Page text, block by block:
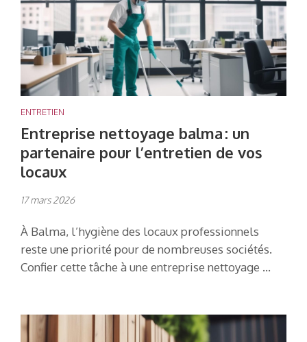
ENTRETIEN
Entreprise nettoyage balma : un
partenaire pour l’entretien de vos
locaux
17 mars 2026
À Balma, l’hygiène des locaux professionnels
reste une priorité pour de nombreuses sociétés.
Confier cette tâche à une entreprise nettoyage …